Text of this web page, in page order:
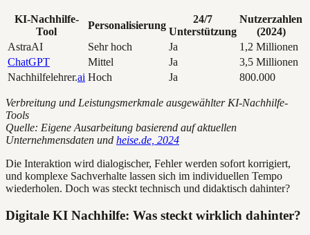
KI-Nachhilfe-
Tool
Personalisierung
24/7
Unterstützung
Nutzerzahlen
(2024)
AstraAI
Sehr hoch Ja
1,2 Millionen
ChatGPT
Mittel Ja
3,5 Millionen
Nachhilfelehrer.ai Hoch Ja 800.000
Verbreitung und Leistungsmerkmale ausgewählter KI-Nachhilfe-
Tools
Quelle: Eigene Ausarbeitung basierend auf aktuellen
Unternehmensdaten und heise.de, 2024
Die Interaktion wird dialogischer, Fehler werden sofort korrigiert,
und komplexe Sachverhalte lassen sich im individuellen Tempo
wiederholen. Doch was steckt technisch und didaktisch dahinter?
Digitale KI Nachhilfe: Was steckt wirklich dahinter?